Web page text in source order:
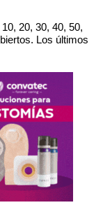
20, 30, 40, 50,
Los últimos